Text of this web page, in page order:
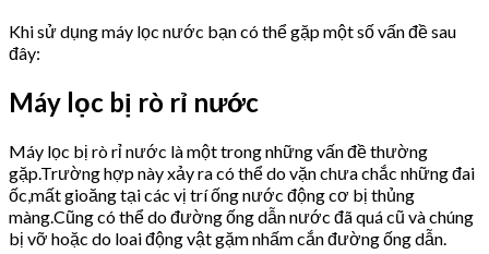
Khi sử dụng máy lọc nước bạn có thể gặp một số vấn đề sau
đây:
Máy lọc bị rò rỉ nước
Máy lọc bị rò rỉ nước là một trong những vấn đề thường
gặp.Trường hợp này xảy ra có thể do vặn chưa chắc những đai
ốc,mất gioăng tại các vị trí ống nước động cơ bị thủng
màng.Cũng có thể do đường ống dẫn nước đã quá cũ và chúng
bị vỡ hoặc do loai động vật gặm nhấm cắn đường ống dẫn.